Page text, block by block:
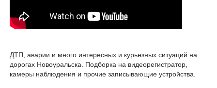
ДТП, аварии и много интересных и курьезных ситуаций на
дорогах Новоуральска. Подборка на видеорегистратор,
камеры наблюдения и прочие записывающие устройства.